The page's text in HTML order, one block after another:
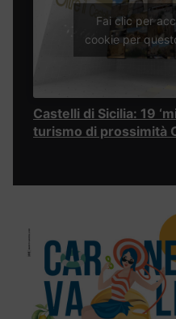
Fai clic per
cookie per
Castelli di Sicilia: 19
turismo di prossimità